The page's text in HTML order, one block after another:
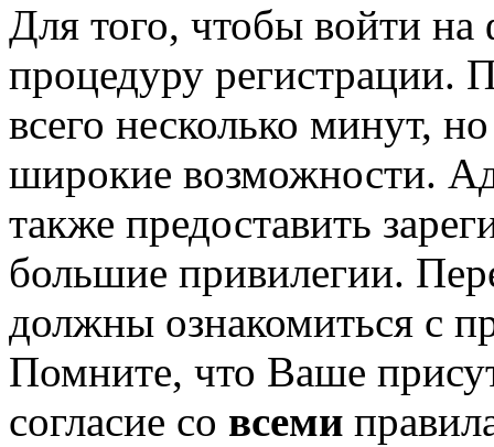
Для того, чтобы войти
процедуру регистрации.
всего несколько минут,
широкие возможности.
также предоставить
большие привилегии.
должны ознакомиться с
Помните, что Ваше
согласие со всеми